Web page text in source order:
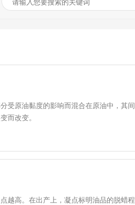
受原油黏度的影响而混合在原油中，其间
而改变。
越高。在出产上，凝点标明油品的脱蜡程